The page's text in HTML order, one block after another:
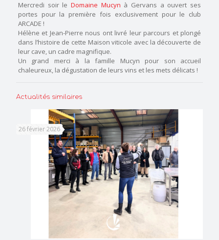
Mercredi soir le Domaine Mucyn à Gervans a ouvert ses
portes pour la première fois exclusivement pour le club
ARCADE !
Hélène et Jean-Pierre nous ont livré leur parcours et plongé
dans l’histoire de cette Maison viticole avec la découverte de
leur cave, un cadre magnifique.
Un grand merci à la famille Mucyn pour son accueil
chaleureux, la dégustation de leurs vins et les mets délicats !
Actualités similaires
26 février 2026